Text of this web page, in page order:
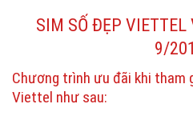
SIM SỐ ĐẸP VIETTEL
9/
Chương trình ưu đãi khi tham
Viettel như sau: